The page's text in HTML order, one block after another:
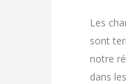
Les
sont
notre
dans